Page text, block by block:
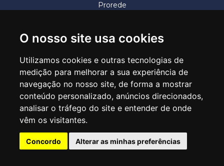
O nosso site usa cookies
Utilizamos cookies e outras tecnologias de
medição para melhorar a sua experiência de
navegação no nosso site, de forma a mostrar
conteúdo personalizado, anúncios direcionados,
analisar o tráfego do site e entender de onde
vêm os visitantes.
Concordo Alterar as minhas preferências
Prorede
SECRETARIA DE EDUCAÇÃO
Rua Claudino Barbosa, 313 - Macedo - Guarulhos/SP CEP 07113-040
Central de Atendimento: *55 11 2475-7300